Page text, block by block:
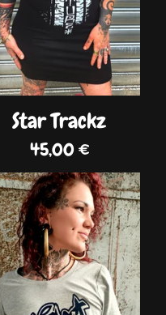
Star Trackz
45,00€
DISPO